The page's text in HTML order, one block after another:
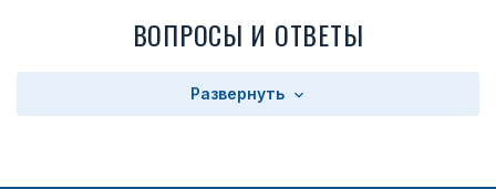
ВОПРОСЫ И ОТВЕТЫ
Развернуть